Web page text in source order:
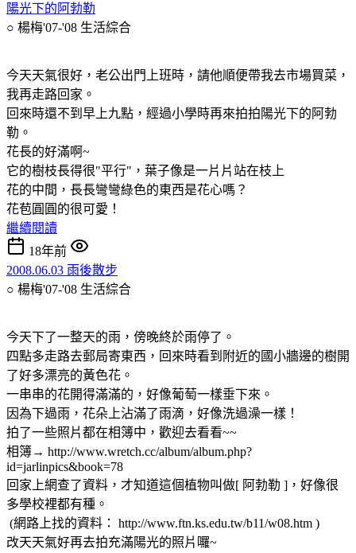
陽光下的阿勃勒
○ 楊梅'07-'08 生活綜合
今天天氣很好，老公出門上班時，請他順便帶我去市場買菜，
我再走路回家。
回來時還不到早上九點，經過小學時再來拍拍陽光下的阿勃
勒。
花長的好滿啊~
它的樹枝長得很"平行"，葉子像是一片片站在枝上
花的中間，長長彎彎綠色的東西是花心嗎？
花苞圓圓的很可愛！
繼續閱讀
18年前
2008.06.03 雨後散步
○ 楊梅'07-'08 生活綜合
今天下了一整天的雨，傍晚終於雨停了。
四點多走路去郵局寄東西，回來時看到附近的國小牆邊的樹開
了好多漂亮的黃色花。
一串串的花開得滿滿的，好像葡萄一樣垂下來。
因為下過雨，花朵上沾滿了雨滴，好像洗過澡一樣！
拍了一些照片都在相簿中，歡迎去看看~~
相簿→ http://www.wretch.cc/album/album.php?
id=jarlinpics&book=78
回家上網查了資料，才知道這個植物叫做[ 阿勃勒 ]，好像很
多學校裡都有種。
(網路上找的資料： http://www.ftn.ks.edu.tw/b11/w08.htm )
改天天氣好再去拍充滿陽光的照片囉~